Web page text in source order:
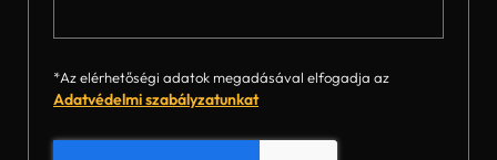
*Az elérhetőségi adatok megadásával elfogadja az
Adatvédelmi szabályzatunkat